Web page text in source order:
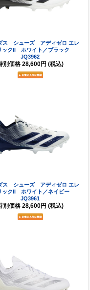
ス シューズ アディゼロ エレ
ックII ホワイト／ブラック
JQ3962
別価格 28,600円 (税込)
ス シューズ アディゼロ エレ
ックII ホワイト／ネイビー
JQ3961
別価格 28,600円 (税込)